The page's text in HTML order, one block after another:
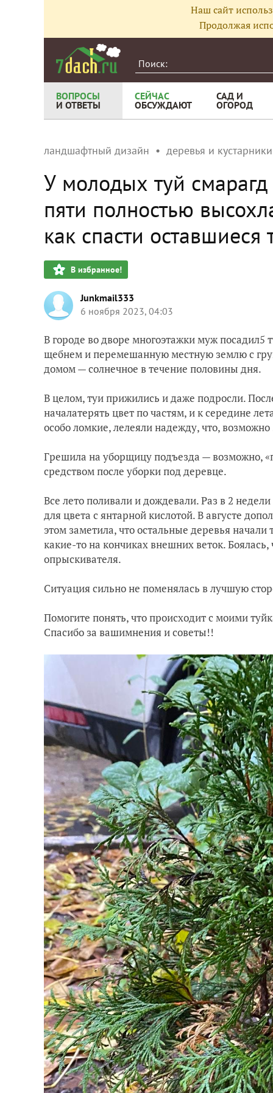
Наш сайт
Продолжая
ВОПРОСЫ
И ОТВЕТЫ
СЕЙЧАС
ОБСУЖДАЮТ
САД И
ОГОРОД
ландшафтный дизайн деревья и кустарники
У молодых туй
пяти полностью
как спасти оставшиеся
В избранное!
Junkmail333
6 ноября 2023, 04:03
В городе во дворе многоэтажки муж посадил5
щебнем и перемешанную местную землю с
домом — солнечное в течение половины дня.
В целом, туи прижились и даже подросли.
началатерять цвет по частям, и к середине
особо ломкие, лелеяли надежду, что,
Грешила на уборщицу подъезда — возможно,
средством после уборки под деревце.
Все лето поливали и дождевали. Раз в 2
для цвета с янтарной кислотой.В августе
этом заметила, что остальные деревья
какие-то на кончиках внешних веток.
опрыскивателя.
Ситуация сильно не поменялась в лучшую
Помогите понять, что происходит с моими
Спасибо за вашимнения и советы!!